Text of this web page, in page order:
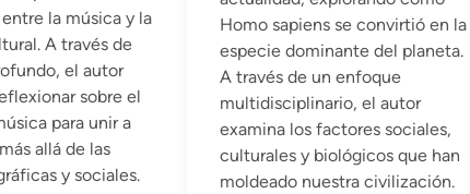
la música y la
A través de
el autor
sobre el
para unir a
allá de las
y sociales.
Homo sapiens se convirtió en la
especie dominante del planeta.
A través de un enfoque
multidisciplinario, el autor
examina los factores sociales,
culturales y biológicos que han
moldeado nuestra civilización.